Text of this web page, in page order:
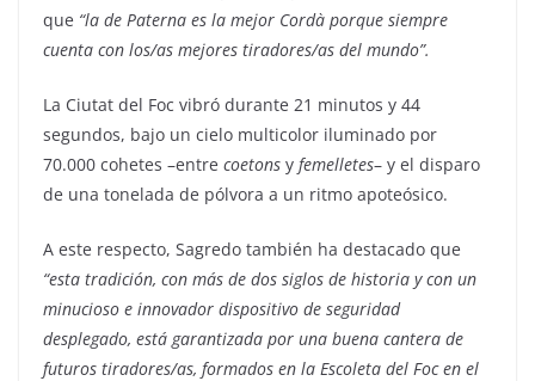
que “la de Paterna es la mejor Cordà porque siempre
cuenta con los/as mejores tiradores/as del mundo”.
La Ciutat del Foc vibró durante 21 minutos y 44
segundos, bajo un cielo multicolor iluminado por
70.000 cohetes –entre coetons y femelletes– y el disparo
de una tonelada de pólvora a un ritmo apoteósico.
A este respecto, Sagredo también ha destacado que
“esta tradición, con más de dos siglos de historia y con un
minucioso e innovador dispositivo de seguridad
desplegado, está garantizada por una buena cantera de
futuros tiradores/as, formados en la Escoleta del Foc en el